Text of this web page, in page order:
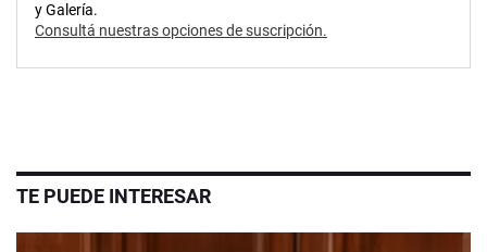
y Galería.
Consultá nuestras opciones de suscripción.
TE PUEDE INTERESAR